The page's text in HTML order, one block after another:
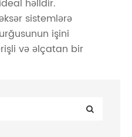
həlldir.
sistemlərə
işini
və əlçatan bir